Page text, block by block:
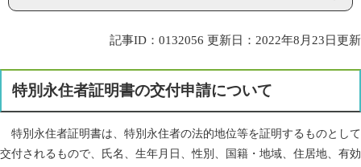
記事ID：0132056 更新日：2022年8月23日更新
特別永住者証明書の交付申請について
特別永住者証明書は、特別永住者の法的地位等を証明するものとして
交付されるもので、氏名、生年月日、性別、国籍・地域、住居地、有効